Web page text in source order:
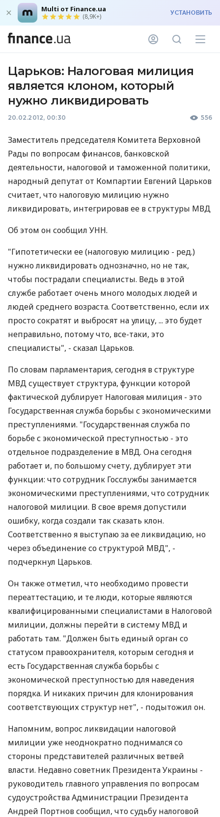
Multi от Finance.ua
(8,9K+) УСТАНОВИТЬ
Царьков: Налоговая милиция
является клоном, который
нужно ликвидировать
20.02.2012, 00:30 556
Заместитель председателя Комитета Верховной
Рады по вопросам финансов, банковской
деятельности, налоговой и таможенной политики,
народный депутат от Компартии Евгений Царьков
считает, что налоговую милицию нужно
ликвидировать, интегрировав ее в структуры МВД
Об этом он сообщил УНН.
"Гипотетически ее (налоговую милицию - ред.)
нужно ликвидировать однозначно, но не так,
чтобы пострадали специалисты. Ведь в этой
службе работает очень много молодых людей и
людей среднего возраста. Соответственно, если их
просто сократят и выбросят на улицу, ... это будет
неправильно, потому что, все-таки, это
специалисты", - сказал Царьков.
По словам парламентария, сегодня в структуре
МВД существует структура, функции которой
фактической дублирует Налоговая милиция - это
Государственная служба борьбы с экономическими
преступлениями. "Государственная служба по
борьбе с экономической преступностью - это
отдельное подразделение в МВД. Она сегодня
работает и, по большому счету, дублирует эти
функции: что сотрудник Госслужбы занимается
экономическими преступлениями, что сотрудник
налоговой милиции. В свое время допустили
ошибку, когда создали так сказать клон.
Соответственно я выступаю за ее ликвидацию, но
через объединение со структурой МВД", -
подчеркнул Царьков.
Он также отметил, что необходимо провести
переаттестацию, и те люди, которые являются
квалифицированными специалистами в Налоговой
милиции, должны перейти в систему МВД и
работать там. "Должен быть единый орган со
статусом правоохранителя, которым сегодня и
есть Государственная служба борьбы с
экономической преступностью для наведения
порядка. И никаких причин для клонирования
соответствующих структур нет", - подытожил он.
Напомним, вопрос ликвидации налоговой
милиции уже неоднократно поднимался со
стороны представителей различных ветвей
власти. Недавно советник Президента Украины -
руководитель главного управления по вопросам
судоустройства Администрации Президента
Андрей Портнов сообщил, что судьбу налоговой